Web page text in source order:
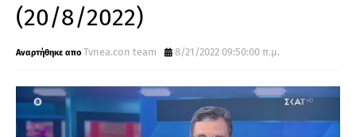
(20/8/2022)
Tvnea.con team 8/21/2022 09:50:00 π.μ.